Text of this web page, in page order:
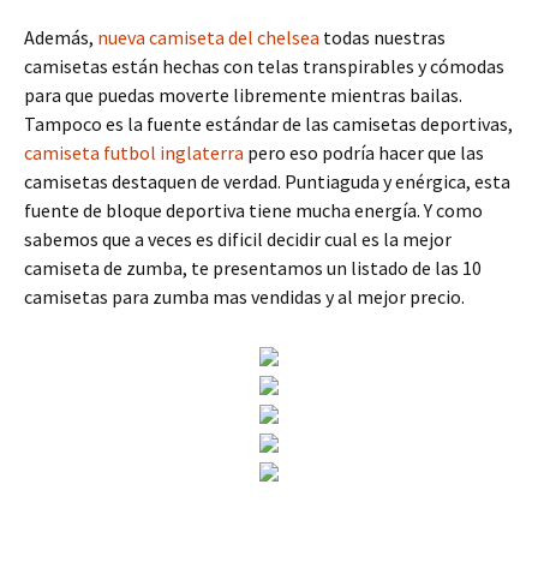
Además, nueva camiseta del chelsea todas nuestras
camisetas están hechas con telas transpirables y cómodas
para que puedas moverte libremente mientras bailas.
Tampoco es la fuente estándar de las camisetas deportivas,
camiseta futbol inglaterra pero eso podría hacer que las
camisetas destaquen de verdad. Puntiaguda y enérgica, esta
fuente de bloque deportiva tiene mucha energía. Y como
sabemos que a veces es dificil decidir cual es la mejor
camiseta de zumba, te presentamos un listado de las 10
camisetas para zumba mas vendidas y al mejor precio.